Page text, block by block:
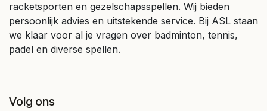
racketsporten en gezelschapsspellen. Wij bieden
persoonlijk advies en uitstekende service. Bij ASL staan
we klaar voor al je vragen over badminton, tennis,
padel en diverse spellen.
Volg ons